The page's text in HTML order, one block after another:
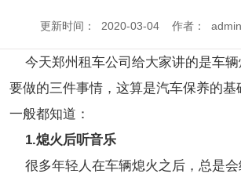
更新时间： 2020-03-04 作者：
今天郑州租车公司给大家讲的是车辆
要做的三件事情，这算是汽车保养的基
一般都知道：
1.熄火后听音乐
很多年轻人在车辆熄火之后，总是会